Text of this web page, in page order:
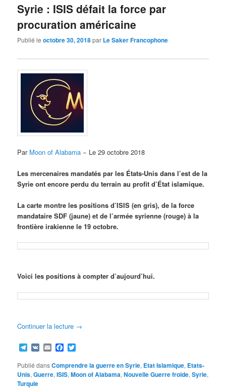
Syrie : ISIS défait la force par
procuration américaine
Publié leoctobre 30, 2018par Le Saker Francophone
Par Moon of Alabama − Le 29 octobre 2018
Les mercenaires mandatés par les États-Unis dans l’est de la
Syrie ont encore perdu du terrain au profit d’État islamique.
La carte montre les positions d’ISIS (en gris), de la force
mandataire SDF (jaune) et de l’armée syrienne (rouge) à la
frontière irakienne le 19 octobre.
Voici les positions à compter d’aujourd’hui.
Continuer la lecture →
Telegram
VK EmailFacebook
Publié dansComprendre la guerre en Syrie, Etat Islamique, Etats-
Unis,Guerre,ISIS,Moon of Alabama,Nouvelle Guerre froide,Syrie,
Turquie